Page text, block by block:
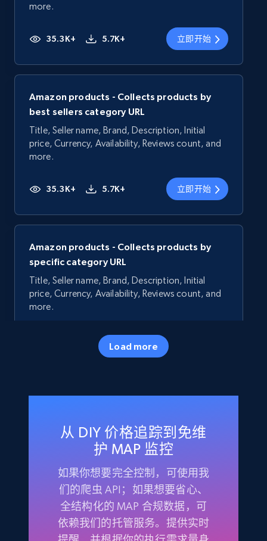
more.
35.3K+ 5.7K+ 立即开始
Amazon products - Collects products by
best sellers category URL
Title, Seller name, Brand, Description, Initial
price, Currency, Availability, Reviews count, and
more.
35.3K+ 5.7K+ 立即开始
Amazon products - Collects products by
specific category URL
Title, Seller name, Brand, Description, Initial
price, Currency, Availability, Reviews count, and
more.
5.7K+
Amazon products - Collects products by
Title, Seller name, Brand, Description, Initial
price, Currency, Availability, Reviews count, and
35.3K+ 5.7K+ 立即开始
Load more
从 DIY 价格追踪到免维
护 MAP 监控
如果你想要完全控制，可使用我
们的爬虫 API；如果想要省心、
全结构化的 MAP 合规数据，可
依赖我们的托管服务。提供实时